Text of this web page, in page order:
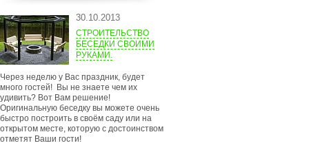
30.10.2013
СТРОИТЕЛЬСТВО
БЕСЕДКИ СВОИМИ
РУКАМИ.
Через неделю у Вас праздник, будет
много гостей! Вы не знаете чем их
удивить? Вот Вам решение!
Оригинальную беседку вы можете очень
быстро построить в своём саду или на
открытом месте, которую с достоинством
отметят Ваши гости!